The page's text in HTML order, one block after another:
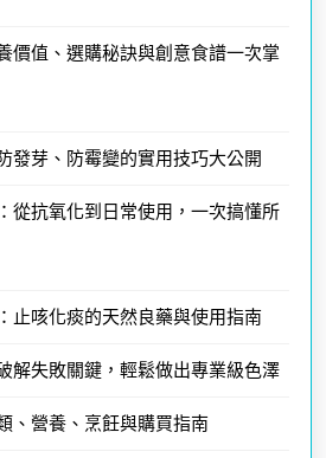
價值、選購秘訣與創意食譜一次掌
發芽、防霉變的實用技巧大公開
從抗氧化到日常使用，一次搞懂所
止咳化痰的天然良藥與使用指南
解失敗關鍵，輕鬆做出專業級色澤
、營養、烹飪與購買指南